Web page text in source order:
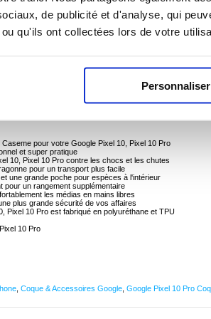
de publicité et d'analyse, qui
qu'ils ont collectées lors de votre
Personnaliser
C30 pour Google Pixel 10, Pixel 10 Pro
pour Google Pixel 10, Pixel 10 Pro apporte une protection
fabriquée en polyuréthane de qualité supérieure, renforcée
votre Google Pixel 10, Pixel 10 Pro. Pendant ce temps,
grand compartiment pour billets à l'intérieur et d'une poche
pour votre Google Pixel 10, Pixel 10 Pro
et super pratique
10, Pixel 10 Pro contre les chocs et les chutes
pour un transport plus facile
une grande poche pour espèces à l'intérieur
pour un rangement supplémentaire
les médias en mains libres
plus grande sécurité de vos affaires
Pixel 10 Pro est fabriqué en polyuréthane et TPU
10 Pro
Coque & Accessoires Google Google Pixel 10 Pro